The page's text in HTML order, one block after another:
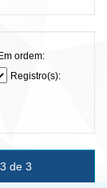
ordem:
Registro(s):
de 3